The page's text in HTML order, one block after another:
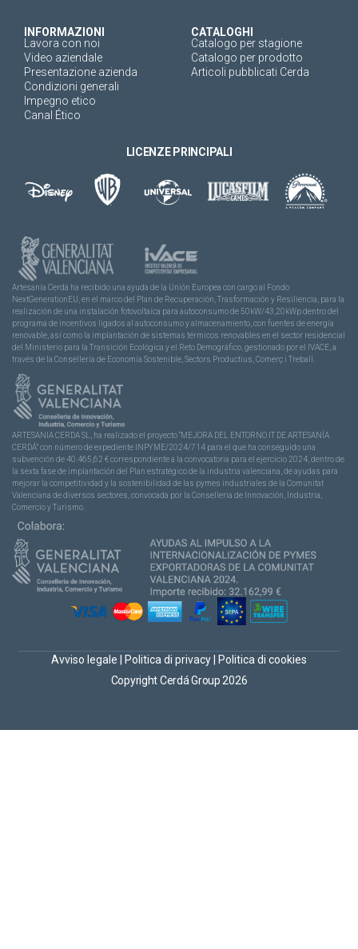
INFORMAZIONI
Lavora con noi
Video aziendale
Presentazione azienda
Condizioni generali
Impegno etico
Canal Ético
CATALOGHI
Catalogo per stagione
Catalogo per prodotto
Articoli pubblicati Cerda
LICENZE PRINCIPALI
Artesanía Cerdá ha recibido una ayuda de la Unión Europea con cargo al Fondo
NextGenerationEU, en el marco del Plan de Recuperación, Trasformación y Resiliencia, para la
realización de una instalación fotovoltaica para autoconsumo de 50kW/43,20kWp dentro del
programa de incentivos ligados al autoconsumo y almacenamiento, con fuentes de energía
renovable, así como la implantación de sistemas térmicos renovables en el sector residencial
del Ministerio para la Transición Ecológica y el Reto Demográfico, gestionado por el IVACE, a
través de la Consellería de Economía Sostenible, Sectors Productius, Comerç i Treball.
ARTESANIA CERDA SL, ha realizado el proyecto “MEJORA DEL ENTORNO IT DE ARTESANÍA
CERDÁ” con número de expediente INPYME/2024/714 para el que ha conseguido una
subvención de 40.465,62 € correspondiente a la convocatoria para el ejercicio 2024, dentro de
la sexta fase de implantación del Plan estratégico de la industria valenciana, de ayudas para
mejorar la competitividad y la sostenibilidad de las pymes industriales de la Comunitat
Valenciana de diversos sectores, convocada por la Conselleria de Innovación, Industria,
Comercio y Turismo.
Copyright Cerdá Group 2026
Avviso legale Politica di privacy Politica di cookies